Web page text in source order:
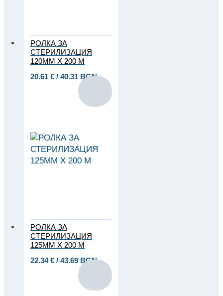
РОЛКА ЗА
СТЕРИЛИЗАЦИЯ
120ММ Х 200 М
20.61 € / 40.31 BGN
РОЛКА ЗА
СТЕРИЛИЗАЦИЯ
125ММ Х 200 М
22.34€ / 43.69 BGN